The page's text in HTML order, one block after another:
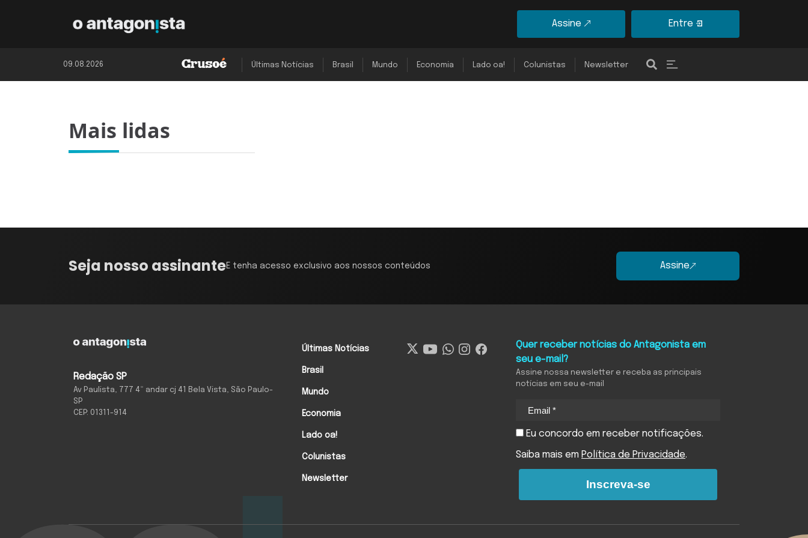
Assine Entre
09.08.2026 Últimas Notícias Brasil Mundo Economia Lado oa! Colunistas Newsletter
Mais lidas
Seja nosso assinanteE tenha acesso exclusivo aos nossos conteúdos Assine
Redação SP
Av Paulista, 777 4º andar cj 41 Bela Vista, São Paulo-
SP
CEP: 01311-914
Últimas Notícias
Brasil
Mundo
Economia
Lado oa!
Colunistas
Newsletter
Quer receber notícias do Antagonista em
seu e-mail?
Assine nossa newsletter e receba as principais
notícias em seu e-mail
Eu concordo em receber notificações.
Saiba mais em Política de Privacidade.
Inscreva-se